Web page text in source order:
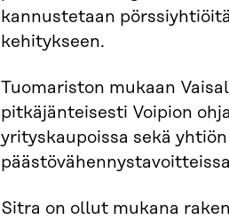
kannustetaan
kehitykseen.
Tuomariston mukaan
pitkäjänteisesti Voipion
yrityskaupoissa sekä
Sitra on ollut mukana